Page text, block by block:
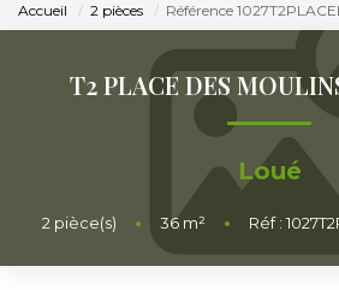
Acheter
Nos Conseils Pour
LOUER
Nos Conseils Aux
Accueil 2 pièces Référence
T2 PLACE DES
Loué
2 pièce(s) • 36 m² • Réf :